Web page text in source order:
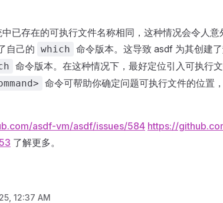
已存在的可执行文件名称相同，这种情况会令人意
自己的 which 命令版本。这导致 asdf 为其创建
命令版本。在这种情况下，最好定位引入可执行文
命令可帮助你确定问题可执行文件的位置
asdf-vm/asdf/issues/584 https://
了解更多。
12:37 AM